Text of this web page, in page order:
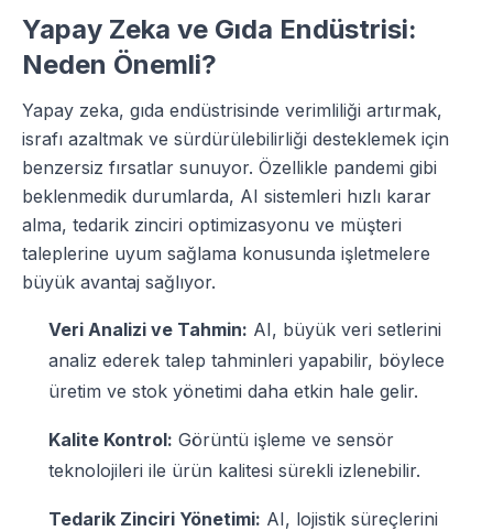
Yapay Zeka ve Gıda Endüstrisi:
Neden Önemli?
Yapay zeka, gıda endüstrisinde verimliliği artırmak,
israfı azaltmak ve sürdürülebilirliği desteklemek için
benzersiz fırsatlar sunuyor. Özellikle pandemi gibi
beklenmedik durumlarda, AI sistemleri hızlı karar
alma, tedarik zinciri optimizasyonu ve müşteri
taleplerine uyum sağlama konusunda işletmelere
büyük avantaj sağlıyor.
Veri Analizi ve Tahmin: AI, büyük veri setlerini
analiz ederek talep tahminleri yapabilir, böylece
üretim ve stok yönetimi daha etkin hale gelir.
Kalite Kontrol: Görüntü işleme ve sensör
teknolojileri ile ürün kalitesi sürekli izlenebilir.
Tedarik Zinciri Yönetimi: AI, lojistik süreçlerini